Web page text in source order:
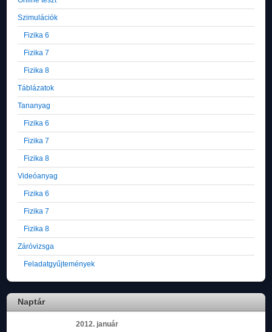
Szimulációk
Fizika 6
Fizika 7
Fizika 8
Táblázatok
Tananyag
Fizika 6
Fizika 7
Fizika 8
Videóanyag
Fizika 6
Fizika 7
Fizika 8
Záróvizsga
Feladatgyűjtemények
Naptár
2012. január